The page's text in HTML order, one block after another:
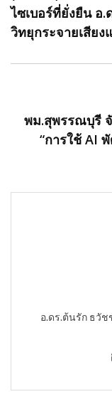
ไซเบอร์ที่ยั่งยืน อ
วิทยุกระจายเสียง
พม.สุพรรณบุรี
“การใช้ AI
อ.ดร.ต้นรัก ธวั